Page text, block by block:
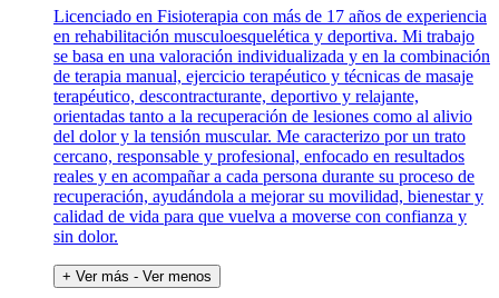
Licenciado en Fisioterapia con más de 17 años de experiencia
en rehabilitación musculoesquelética y deportiva. Mi trabajo
se basa en una valoración individualizada y en la combinación
de terapia manual, ejercicio terapéutico y técnicas de masaje
terapéutico, descontracturante, deportivo y relajante,
orientadas tanto a la recuperación de lesiones como al alivio
del dolor y la tensión muscular. Me caracterizo por un trato
cercano, responsable y profesional, enfocado en resultados
reales y en acompañar a cada persona durante su proceso de
recuperación, ayudándola a mejorar su movilidad, bienestar y
calidad de vida para que vuelva a moverse con confianza y
sin dolor.
+ Ver más - Ver menos